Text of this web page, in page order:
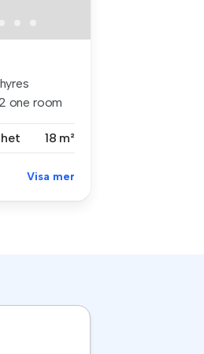
one room
18 m²
Visa mer